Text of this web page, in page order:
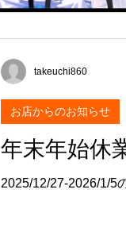
年末年始休
2025/12/27-2026/1/5
お店からのお知らせ
takeuchi860